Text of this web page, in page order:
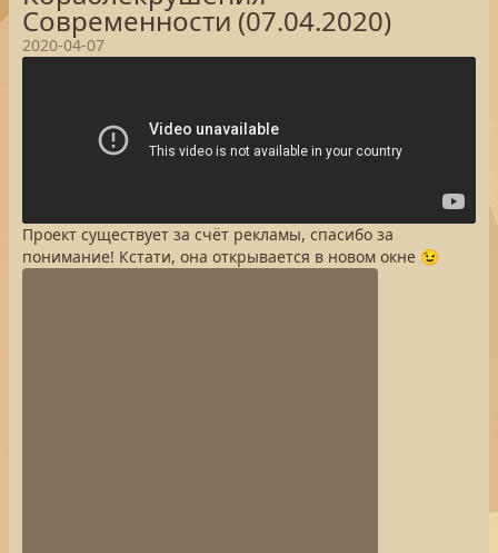
Современности (07.04.2020)
2020-04-07
Проект существует за счёт рекламы, спасибо за
понимание! Кстати, она открывается в новом окне 😉